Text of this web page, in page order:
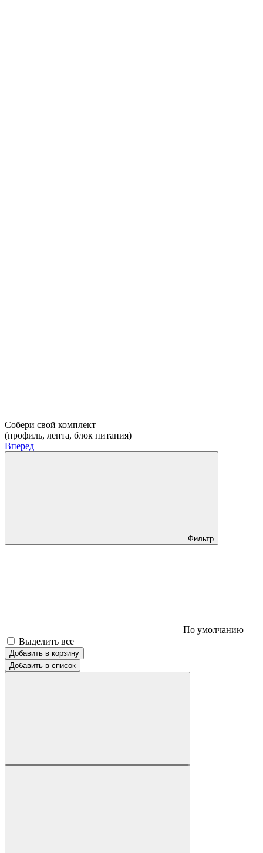
Собери свой комплект
(профиль, лента, блок питания)
Вперед
Фильтр
По умолчанию
Выделить все
Добавить в корзину
Добавить в список